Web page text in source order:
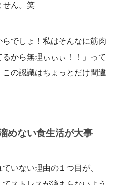
せん。笑
でしょ！私はそんなに筋肉
から無理ぃぃぃ！！」って
の認識はちょっとだけ間違
めない食生活が大事
いない理由の１つ目が、